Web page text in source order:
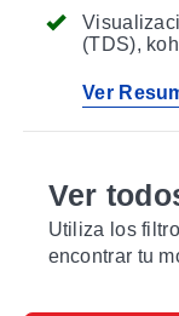
(TDS),
Ver
Ver
Utiliza los
encontrar tu